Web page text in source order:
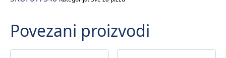
Povezani proizvodi